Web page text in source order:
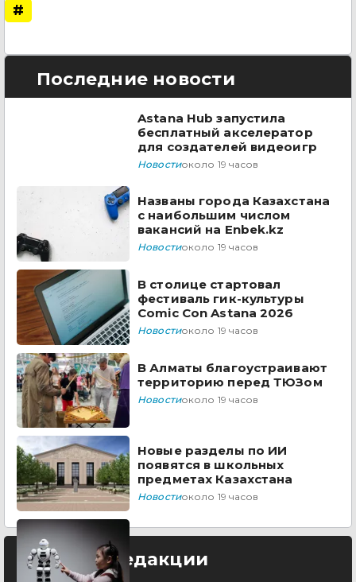
#
Последние новости
Astana Hub запустила
бесплатный акселератор
для создателей видеоигр
Новостиоколо 19 часов
Названы города Казахстана
с наибольшим числом
вакансий на Enbek.kz
Новостиоколо 19 часов
В столице стартовал
фестиваль гик-культуры
Comic Con Astana 2026
Новостиоколо 19 часов
В Алматы благоустраивают
территорию перед ТЮЗом
Новостиоколо 19 часов
Новые разделы по ИИ
появятся в школьных
предметах Казахстана
Новостиоколо 19 часов
Выбор редакции